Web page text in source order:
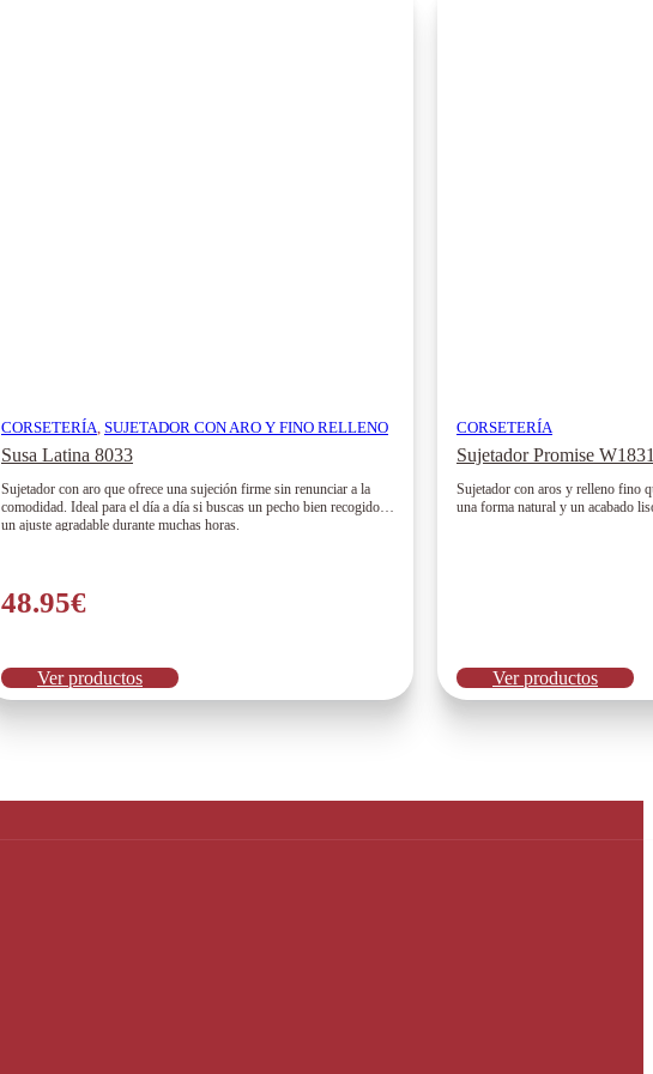
CORSETERÍA, SUJETADOR CON ARO Y FINO RELLENO
Susa Latina 8033
Sujetador con aro que ofrece una sujeción firme sin renunciar a la
comodidad. Ideal para el día a día si buscas un pecho bien recogido y
un ajuste agradable durante muchas horas.
48.95€
Ver productos
CORSETERÍA
Sujetador Promise
Sujetador con aros y relleno fino
una forma natural y un acabado
Ver productos